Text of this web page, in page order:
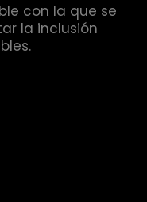
con la que se
la inclusión